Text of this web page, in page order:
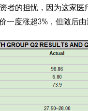
者的担忧，因为这家
度涨超3%，但随后由